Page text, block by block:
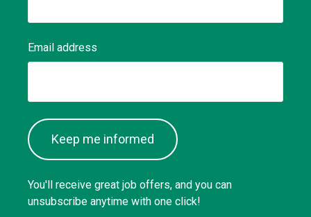
Email address
Keep me informed
You'll receive great job offers, and you can
unsubscribe anytime with one click!